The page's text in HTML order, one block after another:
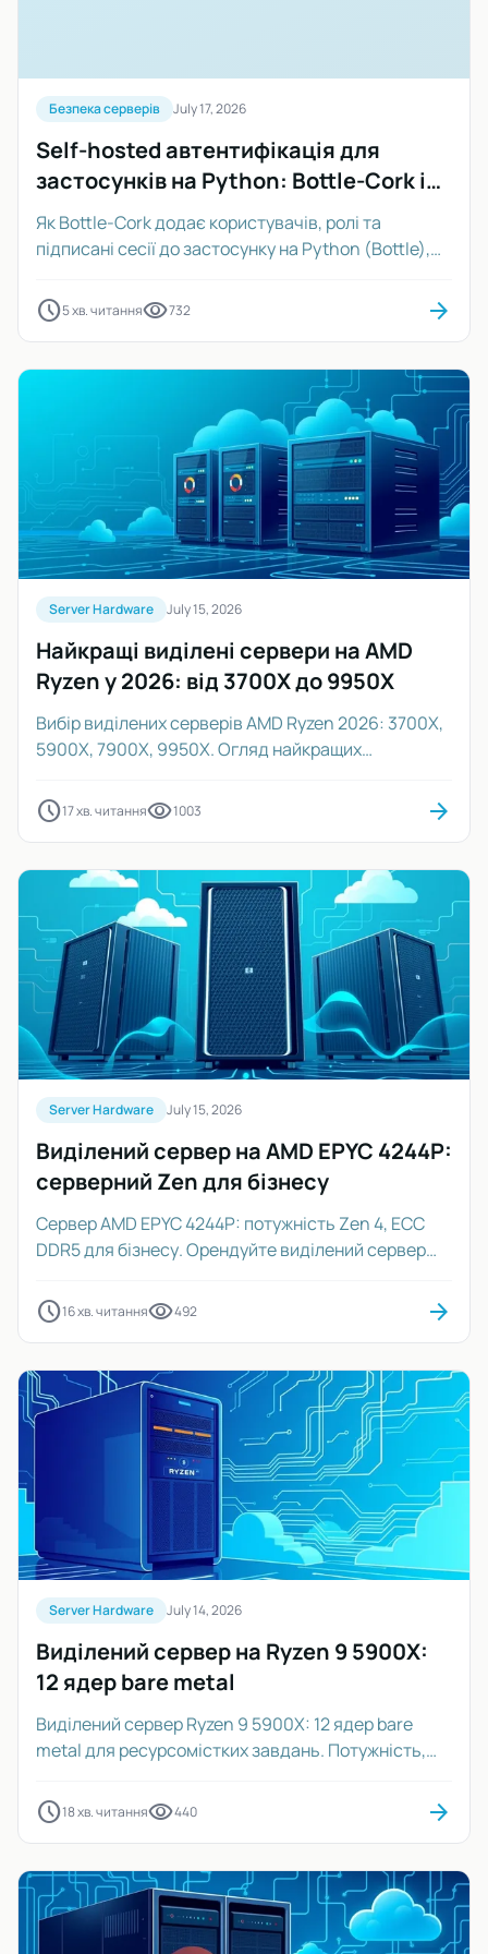
Безпека серверів July 17, 2026
Self-hosted автентифікація для
застосунків на Python: Bottle-Cork і
харденінг сервера
Як Bottle-Cork додає користувачів, ролі та
підписані сесії до застосунку на Python (Bottle),
auth і Keycloak та як захистити сервер за вашим
входом.
schedule5 хв. читанняvisibility732 arrow_forward
Server Hardware July 15, 2026
Найкращі виділені сервери на AMD
Ryzen у 2026: від 3700X до 9950X
Вибір виділених серверів AMD Ryzen 2026: 3700X,
5900X, 7900X, 9950X. Огляд найкращих
schedule17 хв. читанняvisibility1003 arrow_forward
Server Hardware July 15, 2026
Виділений сервер на AMD EPYC 4244P:
серверний Zen для бізнесу
Сервер AMD EPYC 4244P: потужність Zen 4, ECC
DDR5 для бізнесу. Орендуйте виділений сервер
schedule16 хв. читанняvisibility492 arrow_forward
Server Hardware July 14, 2026
Виділений сервер на Ryzen 9 5900X:
12 ядер bare metal
Виділений сервер Ryzen 9 5900X: 12 ядер bare
metal для ресурсомістких завдань. Потужність,
schedule18 хв. читанняvisibility440 arrow_forward